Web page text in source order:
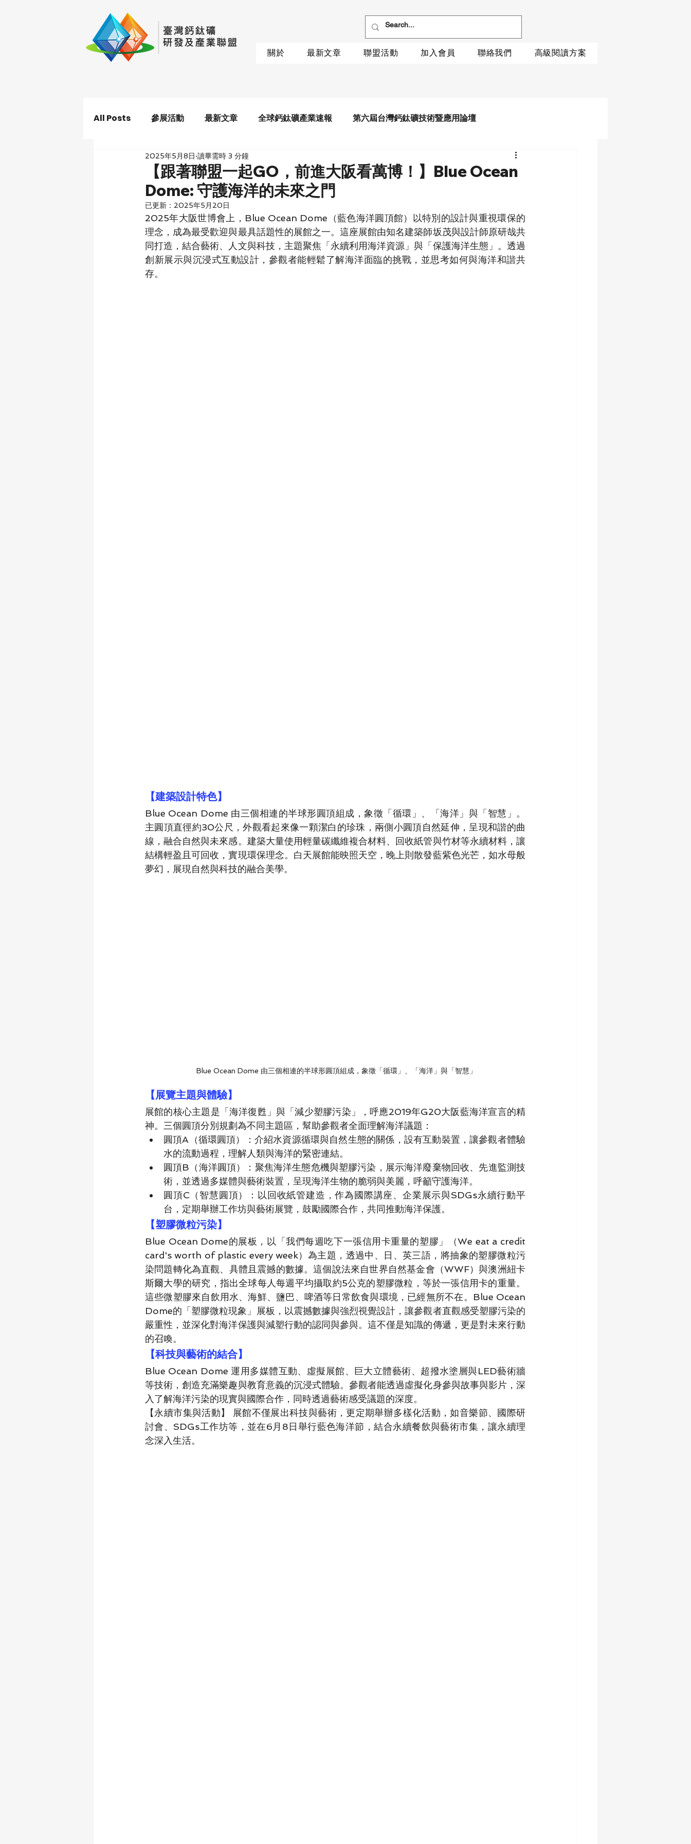
關於 最新文章 聯盟活動 加入會員 聯絡我們 高級閱讀方案
All Posts 參展活動 最新文章 全球鈣鈦礦產業速報 第六屆台灣鈣鈦礦技術暨應用論壇
【跟著聯盟一起GO，前進大阪看萬博！】Blue Ocean
Dome: 守護海洋的未來之門
2025年5月8日 讀畢需時 3 分鐘
已更新： 2025年5月20日
2025年大阪世博會上，Blue Ocean Dome（藍色海洋圓頂館）以特別的設計與重視環保的
理念，成為最受歡迎與最具話題性的展館之一。這座展館由知名建築師坂茂與設計師原研哉共
同打造，結合藝術、人文與科技，主題聚焦「永續利用海洋資源」與「保護海洋生態」。透過
創新展示與沉浸式互動設計，參觀者能輕鬆了解海洋面臨的挑戰，並思考如何與海洋和諧共
存。
【建築設計特色】
Blue Ocean Dome 由三個相連的半球形圓頂組成，象徵「循環」、「海洋」與「智慧」。
主圓頂直徑約30公尺，外觀看起來像一顆潔白的珍珠，兩側小圓頂自然延伸，呈現和諧的曲
線，融合自然與未來感。建築大量使用輕量碳纖維複合材料、回收紙管與竹材等永續材料，讓
結構輕盈且可回收，實現環保理念。白天展館能映照天空，晚上則散發藍紫色光芒，如水母般
夢幻，展現自然與科技的融合美學。
Blue Ocean Dome 由三個相連的半球形圓頂組成，象徵「循環」、「海洋」與「智慧」
【展覽主題與體驗】
展館的核心主題是「海洋復甦」與「減少塑膠污染」，呼應2019年G20大阪藍海洋宣言的精
神。三個圓頂分別規劃為不同主題區，幫助參觀者全面理解海洋議題：
圓頂A（循環圓頂）：介紹水資源循環與自然生態的關係，設有互動裝置，讓參觀者體驗
水的流動過程，理解人類與海洋的緊密連結。
圓頂B（海洋圓頂）：聚焦海洋生態危機與塑膠污染，展示海洋廢棄物回收、先進監測技
術，並透過多媒體與藝術裝置，呈現海洋生物的脆弱與美麗，呼籲守護海洋。
圓頂C（智慧圓頂）：以回收紙管建造，作為國際講座、企業展示與SDGs永續行動平
台，定期舉辦工作坊與藝術展覽，鼓勵國際合作，共同推動海洋保護。
【塑膠微粒污染】
Blue Ocean Dome的展板，以「我們每週吃下一張信用卡重量的塑膠」（We eat a credit
card's worth of plastic every week）為主題，透過中、日、英三語，將抽象的塑膠微粒污
染問題轉化為直觀、具體且震撼的數據。這個說法來自世界自然基金會（WWF）與澳洲紐卡
斯爾大學的研究，指出全球每人每週平均攝取約5公克的塑膠微粒，等於一張信用卡的重量。
這些微塑膠來自飲用水、海鮮、鹽巴、啤酒等日常飲食與環境，已經無所不在。Blue Ocean
Dome的「塑膠微粒現象」展板，以震撼數據與強烈視覺設計，讓參觀者直觀感受塑膠污染的
嚴重性，並深化對海洋保護與減塑行動的認同與參與。這不僅是知識的傳遞，更是對未來行動
的召喚。
【科技與藝術的結合】
Blue Ocean Dome 運用多媒體互動、虛擬展館、巨大立體藝術、超撥水塗層與LED藝術牆
等技術，創造充滿樂趣與教育意義的沉浸式體驗。參觀者能透過虛擬化身參與故事與影片，深
入了解海洋污染的現實與國際合作，同時透過藝術感受議題的深度。
【永續市集與活動】 展館不僅展出科技與藝術，更定期舉辦多樣化活動，如音樂節、國際研
討會、SDGs工作坊等，並在6月8日舉行藍色海洋節，結合永續餐飲與藝術市集，讓永續理
念深入生活。